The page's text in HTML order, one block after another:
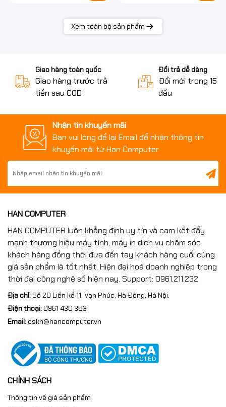
Xem toàn bộ sản phẩm
Giao hàng toàn quốc
Giao hàng trước trả
tiền sau COD
Đổi trả dễ dàng
Đổi mới trong 15
đầu
Nhận tin khuyến mãi
Bạn vui lòng để lại Email để nhận thông tin
khuyến mãi từ Han Computer
HAN COMPUTER
HAN COMPUTER luôn khẳng định uy tín và cam kết đẩy
mạnh thương hiệu máy tính, máy in dịch vụ chăm sóc
khách hàng đồng thời đưa đến tay khách hàng cuối cùng
giá sản phẩm là tốt nhất, Hiện đại hoá doanh nghiệp trong
thời đại công nghệ số hiện nay. Support: 0961.211.232
Địa chỉ:Số 20 Liền kề 11, Vạn Phúc, Hà Đông, Hà Nội.
Điện thoại:0961 430 383
Email:cskh@hancomputer.vn
CHÍNH SÁCH
Thông tin về giá sản phẩm